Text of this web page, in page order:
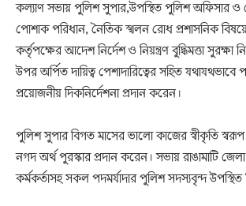
‎কল্যাণ সভায় পুলিশ সুপার,উপস্থিত পুলিশ অফিসার ও
পোশাক পরিধান, নৈতিক স্খলন রোধ প্রশাসনিক
কর্তৃপক্ষের আদেশ নির্দেশ ও নিয়ন্ত্রণ বুদ্ধিমত্তা সুরক্ষা
উপর অর্পিত দায়িত্ব পেশাদারিত্বের সহিত যথাযথভাবে
প্রয়োজনীয় দিকনির্দেশনা প্রদান করেন।
‎পুলিশ সুপার বিগত মাসের ভালো কাজের স্বীকৃতি
নগদ অর্থ পুরস্কার প্রদান করেন। সভায় রাঙামাটি
কর্মকর্তাসহ সকল পদমর্যাদার পুলিশ সদস্যবৃন্দ উপস্থিত